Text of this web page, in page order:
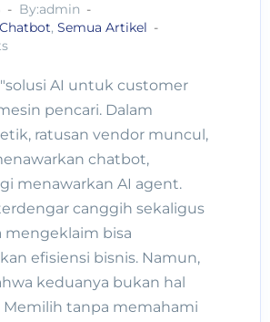
By:admin
Chatbot, Semua Artikel
AI untuk customer
pencari. Dalam
ratusan vendor muncul,
chatbot,
menawarkan AI agent.
canggih sekaligus
mengeklaim bisa
efisiensi bisnis. Namun,
keduanya bukan hal
Memilih tanpa memahami